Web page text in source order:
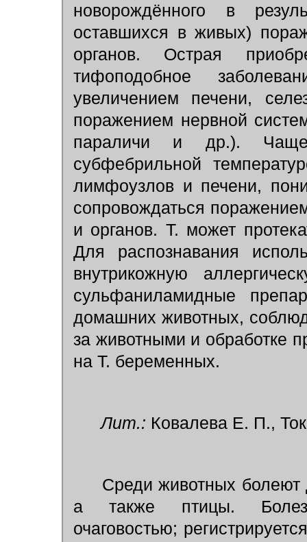
новорождённого в
оставшихся в живых)
органов. Острая
тифоподобное
увеличением печени,
поражением нервной
параличи и др.).
субфебрильной
лимфоузлов и печени,
сопровождаться
и органов. Т. может
Для распознавания
внутрикожную
сульфаниламидные
домашних животных,
за животными и обработке
на Т. беременных.
Лит.: Ковалева Е. П.,
Среди животных
а также птицы.
очаговостью;